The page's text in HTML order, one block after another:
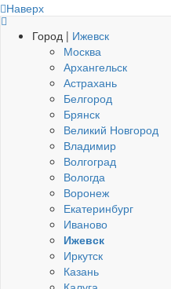
Наверх
Город | Ижевск
Москва
Архангельск
Астрахань
Белгород
Брянск
Великий Новгород
Владимир
Волгоград
Вологда
Воронеж
Екатеринбург
Иваново
Ижевск
Иркутск
Казань